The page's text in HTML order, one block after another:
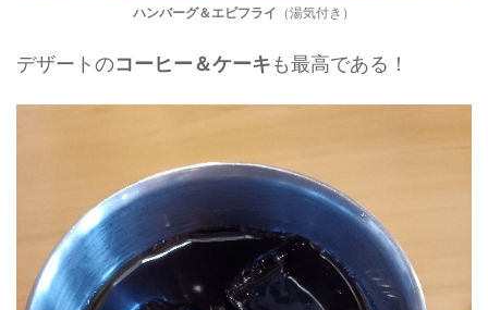
ハンバーグ＆エビフライ （湯気付き）
デザートのコーヒー＆ケーキも最高である！